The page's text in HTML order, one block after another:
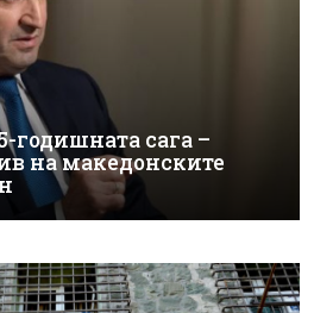
годишната сага –
на македонските